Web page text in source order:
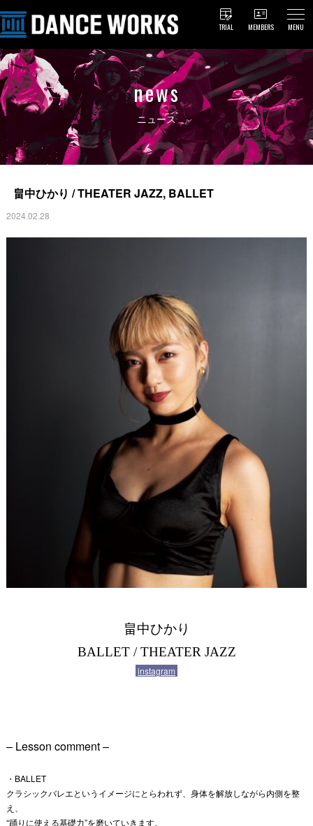
TRIAL MEMBERS MENU
news
ニュース
畠中ひかり / THEATER JAZZ, BALLET
2024.02.28
畠中ひかり
BALLET / THEATER JAZZ
instagram
– Lesson comment –
・BALLET
クラシックバレエというイメージにとらわれず、身体を解放しながら内側を整
え、
“踊りに使える基礎力”を磨いていきます。